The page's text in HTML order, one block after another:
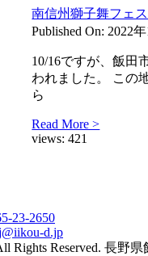
南信州獅子舞フェ
Published On: 2022
10/16ですが、飯田
われました。 この
ら
Read More >
views: 421
23-2650
d.jp
Rights Reserved. 長野